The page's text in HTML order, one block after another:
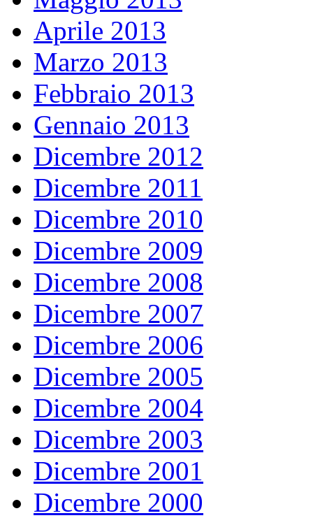
Aprile 2013
Marzo 2013
Febbraio 2013
Gennaio 2013
Dicembre 2012
Dicembre 2011
Dicembre 2010
Dicembre 2009
Dicembre 2008
Dicembre 2007
Dicembre 2006
Dicembre 2005
Dicembre 2004
Dicembre 2003
Dicembre 2001
Dicembre 2000